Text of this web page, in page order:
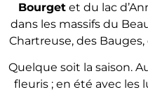
Bourget et du lac
dans les massifs du
Chartreuse, des
Quelque soit la saison.
fleuris ; en été avec les